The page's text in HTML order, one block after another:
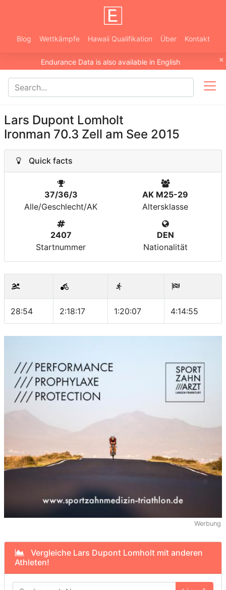
Blog Wettkämpfe Hawaii Qualifikation Über Kontakt
×
Endurance Data is also available in English
Lars Dupont Lomholt
Ironman 70.3 Zell am See 2015
Quick facts
37/36/3
Alle/Geschlecht/AK
AK M25-29
Altersklasse
2407
Startnummer
DEN
Nationalität
28:54 2:18:17 1:20:07 4:14:55
Werbung
Vergleiche Lars Dupont Lomholt mit anderen
Athleten!